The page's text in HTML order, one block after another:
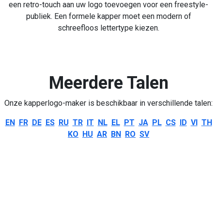
een retro-touch aan uw logo toevoegen voor een freestyle-
publiek. Een formele kapper moet een modern of
schreefloos lettertype kiezen.
Meerdere Talen
Onze kapperlogo-maker is beschikbaar in verschillende talen:
EN FR DE ES RU TR IT NL EL PT JA PL CS ID VI TH
KO HU AR BN RO SV